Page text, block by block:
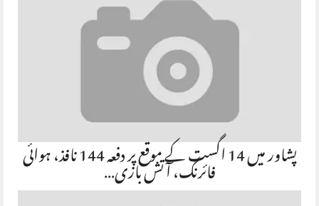
پشاور میں 14 اگست کے موقع پر دفعہ 144 نافذ، ہوائی فائرنگ، آتش بازی…